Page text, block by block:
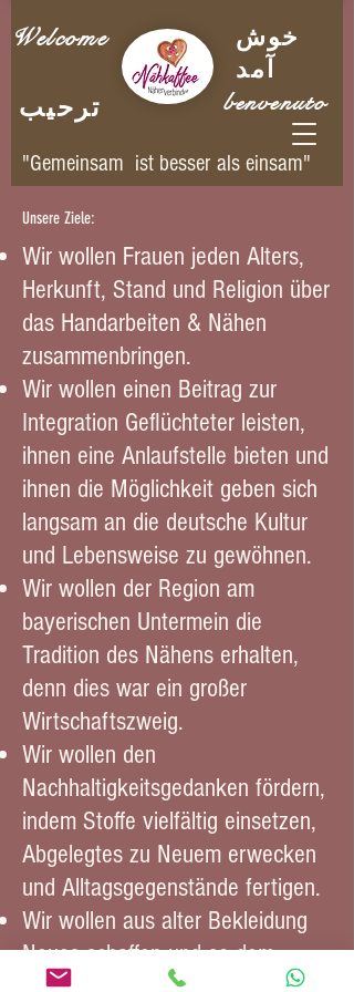
Welcome
ترحيب
خوش
آمد
benvenuto
"Gemeinsam ist besser als einsam"
Unsere Ziele:
Wir wollen Frauen jeden Alters,
Herkunft, Stand und Religion über
das Handarbeiten & Nähen
zusammenbringen.
Wir wollen einen Beitrag zur
Integration Geflüchteter leisten,
ihnen eine Anlaufstelle bieten und
ihnen die Möglichkeit geben sich
langsam an die deutsche Kultur
und Lebensweise zu gewöhnen.
Wir wollen der Region am
bayerischen Untermein die
Tradition des Nähens erhalten,
denn dies war ein großer
Wirtschaftszweig.
Wir wollen den
Nachhaltigkeitsgedanken fördern,
indem Stoffe vielfältig einsetzen,
Abgelegtes zu Neuem erwecken
und Alltagsgegenstände fertigen.
Wir wollen aus alter Bekleidung
Neues schaffen und so dem